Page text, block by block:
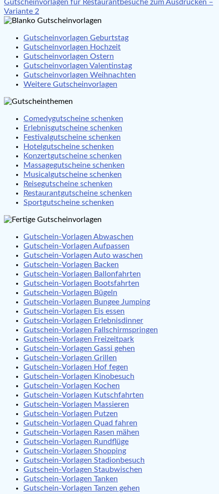
Gutscheinvorlagen für Restaurantbesuche zum Ausdrucken –
Variante 2
Gutscheinvorlagen Geburtstag
Gutscheinvorlagen Hochzeit
Gutscheinvorlagen Ostern
Gutscheinvorlagen Valentinstag
Gutscheinvorlagen Weihnachten
Weitere Gutscheinvorlagen
Comedygutscheine schenken
Erlebnisgutscheine schenken
Festivalgutscheine schenken
Hotelgutscheine schenken
Konzertgutscheine schenken
Massagegutscheine schenken
Musicalgutscheine schenken
Reisegutscheine schenken
Restaurantgutscheine schenken
Sportgutscheine schenken
Gutschein-Vorlagen Abwaschen
Gutschein-Vorlagen Aufpassen
Gutschein-Vorlagen Auto waschen
Gutschein-Vorlagen Backen
Gutschein-Vorlagen Ballonfahrten
Gutschein-Vorlagen Bootsfahrten
Gutschein-Vorlagen Bügeln
Gutschein-Vorlagen Bungee Jumping
Gutschein-Vorlagen Eis essen
Gutschein-Vorlagen Erlebnisdinner
Gutschein-Vorlagen Fallschirmspringen
Gutschein-Vorlagen Freizeitpark
Gutschein-Vorlagen Gassi gehen
Gutschein-Vorlagen Grillen
Gutschein-Vorlagen Hof fegen
Gutschein-Vorlagen Kinobesuch
Gutschein-Vorlagen Kochen
Gutschein-Vorlagen Kutschfahrten
Gutschein-Vorlagen Massieren
Gutschein-Vorlagen Putzen
Gutschein-Vorlagen Quad fahren
Gutschein-Vorlagen Rasen mähen
Gutschein-Vorlagen Rundflüge
Gutschein-Vorlagen Shopping
Gutschein-Vorlagen Stadionbesuch
Gutschein-Vorlagen Staubwischen
Gutschein-Vorlagen Tanken
Gutschein-Vorlagen Tanzen gehen